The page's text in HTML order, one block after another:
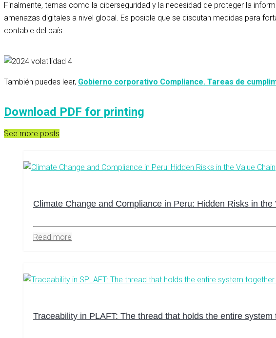
Finalmente, temas como la ciberseguridad y la necesidad de proteger la
amenazas digitales a nivel global. Es posible que se discutan medidas para
contable del país.
También puedes leer, Gobierno corporativo Compliance. Tareas de
Download PDF for printing
See more posts
Climate Change and Compliance in Peru: Hidden Risks in the
Read more
Traceability in PLAFT: The thread that holds the entire system